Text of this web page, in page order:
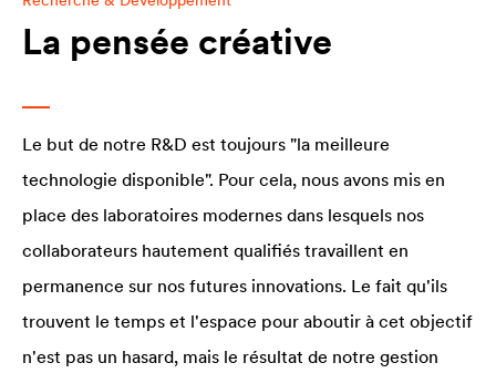
La pensée créative
Le but de notre R&D est toujours "la meilleure
technologie disponible". Pour cela, nous avons mis en
place des laboratoires modernes dans lesquels nos
collaborateurs hautement qualifiés travaillent en
permanence sur nos futures innovations. Le fait qu'ils
trouvent le temps et l'espace pour aboutir à cet objectif
n'est pas un hasard, mais le résultat de notre gestion